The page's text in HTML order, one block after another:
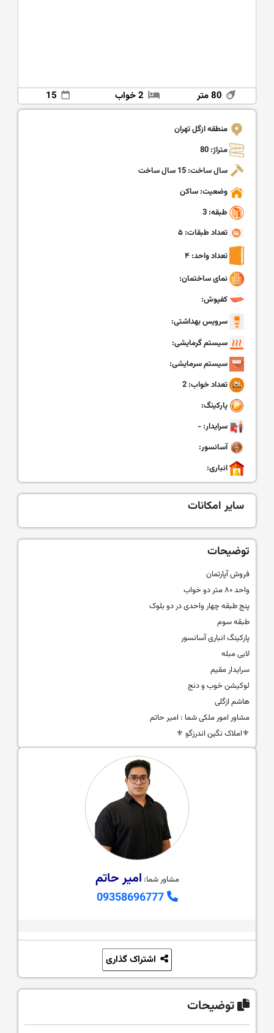
80 متر 2 خواب 15
منطقه ازگل تهران
متراژ: 80
سال ساخت: 15 سال ساخت
وضعیت: ساکن
طبقه: 3
تعداد طبقات: ۵
تعداد واحد: ۴
نمای ساختمان:
کفپوش:
سرویس بهداشتی:
سیستم گرمایشی:
سیستم سرمایشی:
تعداد خواب: 2
پارکینگ:
سرایدار: -
آسانسور:
انباری:
سایر امکانات
توضیحات
فروش آپارتمان
واحد ۸۰ متر دو خواب
پنج طبقه چهار واحدی در دو بلوک
طبقه سوم
پارکینگ انباری آسانسور
لابی مبله
سرایدار مقیم
لوکیشن خوب و دنج
هاشم ازگلی
مشاور امور ملکی شما : امیر حاتم
⚜️املاک نگین اندرزگو ⚜️
مشاور شما: امیر حاتم
09358696777
توضیحات